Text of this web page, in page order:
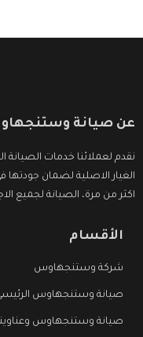
عن صيانة
نقدم لعملائنا خدمات
الغيار الاصلية لضمان
اكثر من مرة، الصيانة لجميع
الأقسام
شركة وستنجهاوس
صيانة وستنجهاوس
صيانة وستنجهاوس